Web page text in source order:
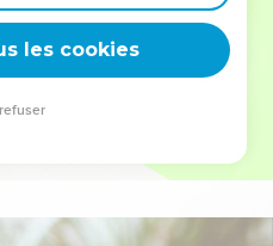
vous guidiez un ministère, une
leur expérience est faite
les cookies